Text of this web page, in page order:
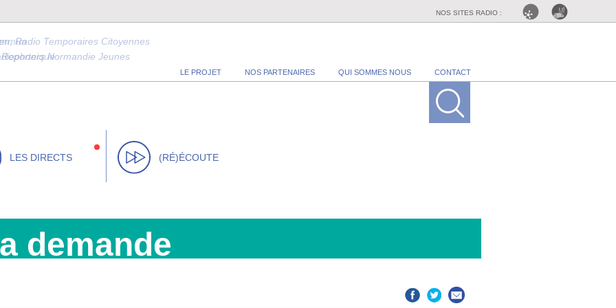
NOS SITES RADIO :
LE PROJET NOS PARTENAIRES QUI SOMMES NOUS CONTACT
Radio Temporaires Citoyennes
Normandie Jeunes
LES DIRECTS (RÉ)ÉCOUTE
demande